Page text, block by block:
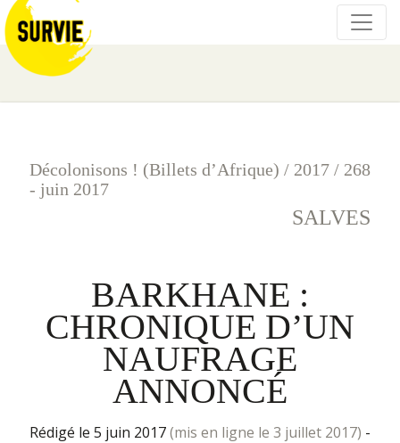
Décolonisons ! (Billets d’Afrique) / 2017 / 268
- juin 2017
SALVES
BARKHANE :
CHRONIQUE D’UN
NAUFRAGE
ANNONCÉ
rédigé le 5 juin 2017(mis en ligne le 3 juillet 2017) -